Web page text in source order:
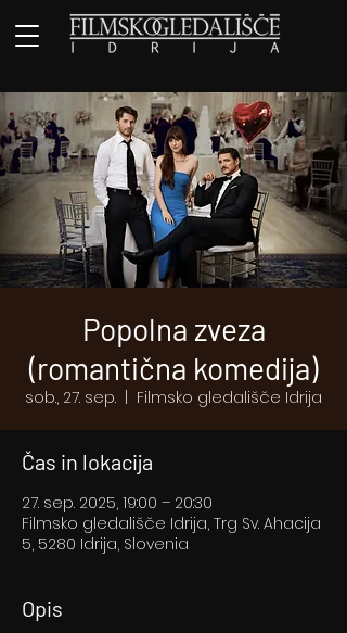
Popolna zveza
(romantična komedija)
sob., 27. sep. Filmsko gledališče Idrija
Čas in lokacija
27. sep. 2025, 19:00 – 20:30
Filmsko gledališče Idrija, Trg Sv. Ahacija
5, 5280 Idrija, Slovenia
Opis